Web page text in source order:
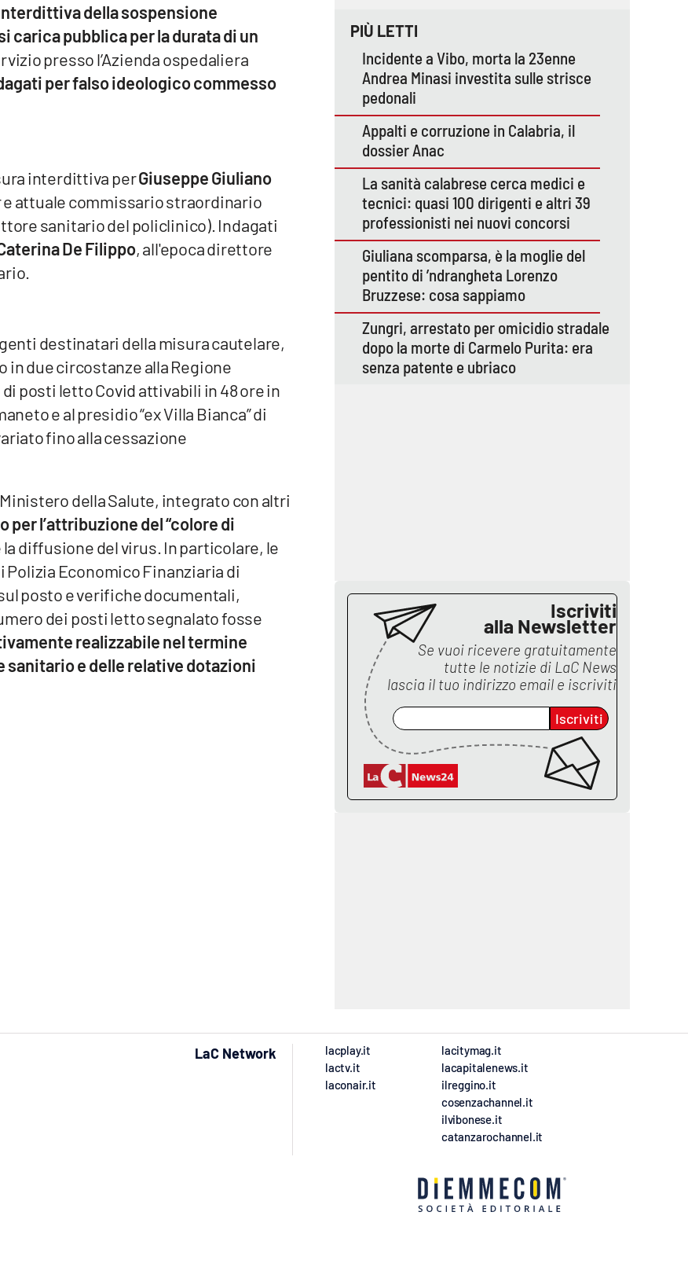
della sospensione
carica pubblica per la durata di un
presso l’Azienda ospedaliera
per falso ideologico commesso
interdittiva perGiuseppe Giuliano
attuale commissario straordinario
sanitario del policlinico). Indagati
De Filippo, all'epoca direttore
destinatari della misura cautelare,
due circostanze alla Regione
posti letto Covid attivabili in 48 ore in
e al presidio “ex Villa Bianca” di
fino alla cessazione
della Salute, integrato con altri
l’attribuzione del “colore di
diffusione del virus. In particolare, le
Economico Finanziaria di
posto e verifiche documentali,
dei posti letto segnalato fosse
realizzabile nel termine
sanitario e delle relative dotazioni
PIÙ LETTI
Incidente a Vibo, morta la 23enne
Andrea Minasi investita sulle strisce
pedonali
Appalti e corruzione in Calabria, il
dossier Anac
La sanità calabrese cerca medici e
tecnici: quasi 100 dirigenti e altri 39
professionisti nei nuovi concorsi
Giuliana scomparsa, è la moglie del
pentito di ’ndrangheta Lorenzo
Bruzzese: cosa sappiamo
Zungri, arrestato per omicidio stradale
dopo la morte di Carmelo Purita: era
senza patente e ubriaco
Iscriviti
alla Newsletter
Se vuoi ricevere gratuitamente
tutte le notizie di LaC News
lascia il tuo indirizzo email e iscriviti
Iscriviti
LaC Network
lacplay.it
lactv.it
laconair.it
lacitymag.it
lacapitalenews.it
ilreggino.it
cosenzachannel.it
ilvibonese.it
catanzarochannel.it